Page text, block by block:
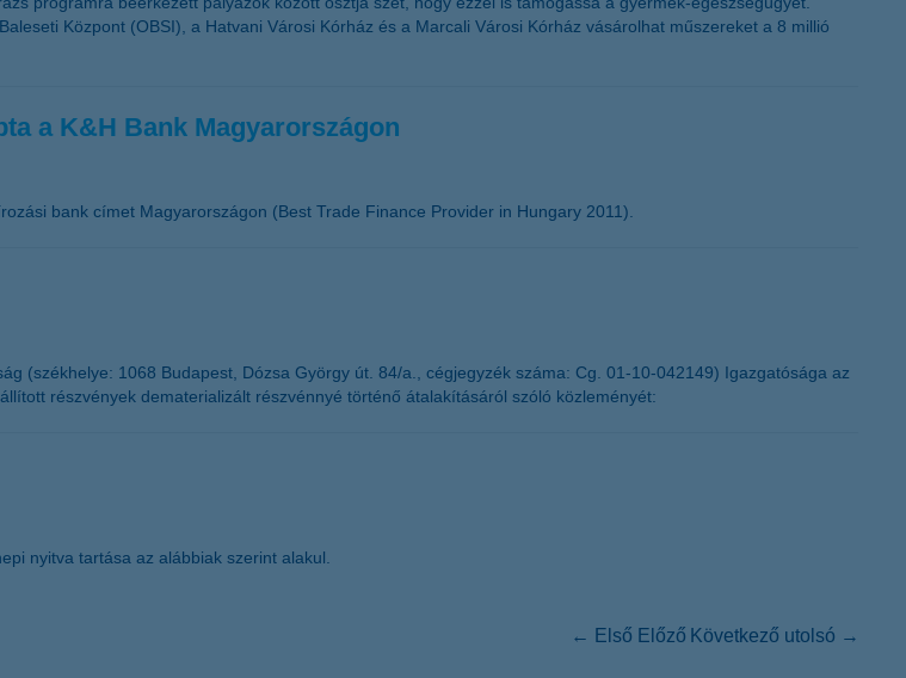
Központ (OBSI), a Hatvani Városi Kórház és a Marcali Városi Kórház vásárolhat műszereket a 8 millió
a K&H Bank Magyarországon
bank címet Magyarországon (Best Trade Finance Provider in Hungary 2011).
(székhelye: 1068 Budapest, Dózsa György út. 84/a., cégjegyzék száma: Cg. 01-10-042149) Igazgatósága az
részvények dematerializált részvénnyé történő átalakításáról szóló közleményét:
nyitva tartása az alábbiak szerint alakul.
← Első Előző Következő utolsó →